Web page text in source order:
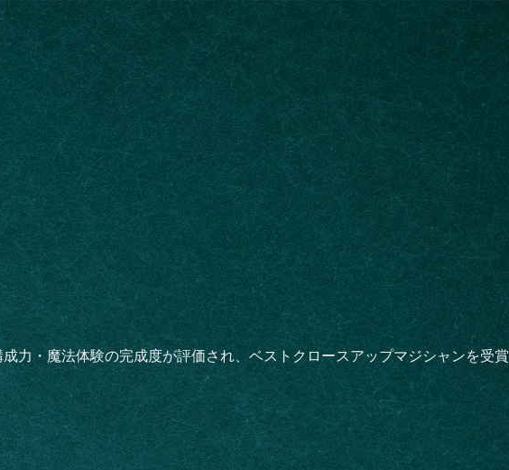
力・魔法体験の完成度が評価され、ベストクロースアップマジシャンを受賞